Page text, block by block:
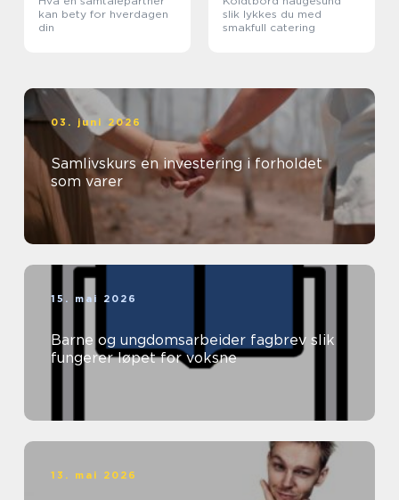
kan bety for hverdagen
din
slik lykkes du med
smakfull catering
03. juni 2026
Samlivskurs en investering i forholdet
som varer
15. mai 2026
Barne og ungdomsarbeider fagbrev slik
fungerer løpet for voksne
13. mai 2026